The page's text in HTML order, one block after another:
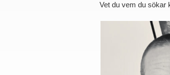
Vet du vem du sökar